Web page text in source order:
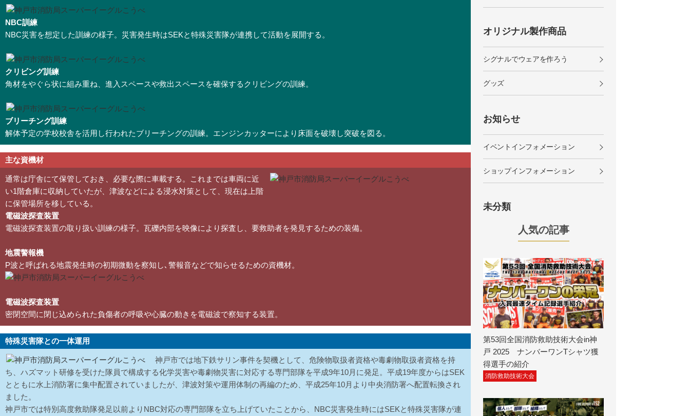
NBC訓練
NBC災害を想定した訓練の様子。災害発生時はSEKと特殊災害隊が連携して活動を展開する。
クリビング訓練
角材をやぐら状に組み重ね、進入スペースや救出スペースを確保するクリビングの訓練。
ブリーチング訓練
解体予定の学校校舎を活用し行われたブリーチングの訓練。エンジンカッターにより床面を破壊し突破を図る。
主な資機材
通常は庁舎にて保管しておき、必要な際に車載する。これまでは車両に近
い1階倉庫に収納していたが、津波などによる浸水対策として、現在は上階
に保管場所を移している。
電磁波探査装置
電磁波探査装置の取り扱い訓練の様子。瓦礫内部を映像により探査し、要救助者を発見するための装備。
地震警報機
P波と呼ばれる地震発生時の初期微動を察知し､警報音などで知らせるための資機材。
電磁波探査装置
密閉空間に閉じ込められた負傷者の呼吸や心臓の動きを電磁波で察知する装置。
特殊災害隊との一体運用
神戸市では地下鉄サリン事件を契機として、危険物取扱者資格や毒劇物取扱者資格を持
ち、ハズマット研修を受けた隊員で構成する化学災害や毒劇物災害に対応する専門部隊を平成9年10月に発足。平成19年度からはSEK
とともに水上消防署に集中配置されていましたが、津波対策や運用体制の再編のため、平成25年10月より中央消防署へ配置転換され
ました。
神戸市では特別高度救助隊発足以前よりNBC対応の専門部隊を立ち上げていたことから、NBC災害発生時にはSEKと特殊災害隊が連
オリジナル製作商品
シグナルでウェアを作ろう
グッズ
お知らせ
イベントインフォメーション
ショップインフォメーション
未分類
人気の記事
第53回全国消防救助技術大会in神
戸 2025 ナンバーワンTシャツ獲
得選手の紹介
消防救助技術大会